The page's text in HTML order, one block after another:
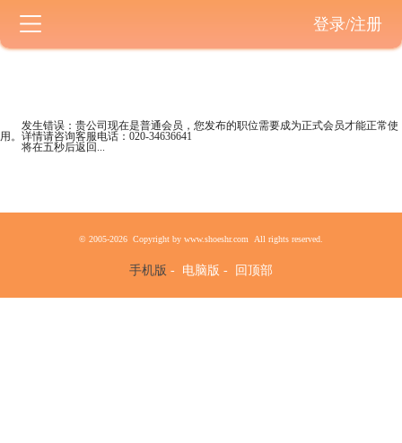
登录/注册
发生错误：贵公司现在是普通会员 ，您发布的职位需要成为正式会员才能正常使
用。详情请咨询客服电话： 020-34636641
将在五秒后返回...
© 2005-2026 Copyright by www.shoeshr.com All rights reserved.
手机版 - 电脑版 - 回顶部